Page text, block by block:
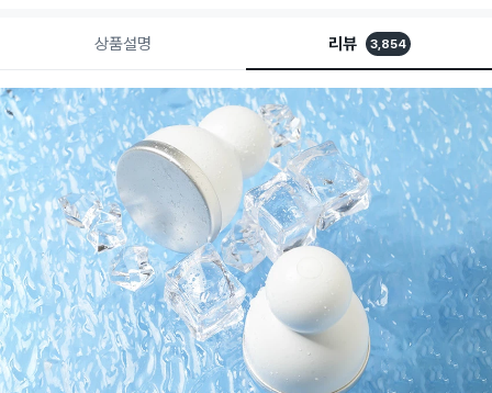
상품설명 리뷰 3,854